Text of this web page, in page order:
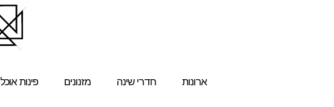
ארונות חדרי שינה מזנונים פינות אוכל